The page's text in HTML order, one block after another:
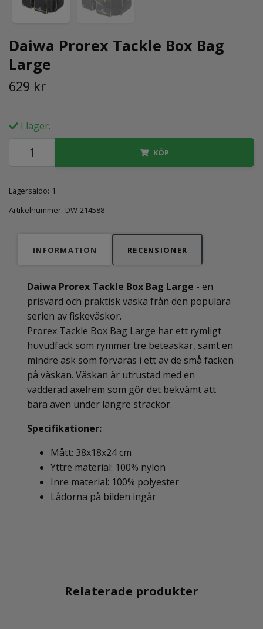
Daiwa Prorex Tackle Box Bag
Large
629 kr
I lager.
KÖP
Lagersaldo: 1
Artikelnummer: DW-214588
INFORMATION RECENSIONER
Daiwa Prorex Tackle Box Bag Large - en
prisvärd och praktisk väska från den populära
serien av fiskeväskor.
Prorex Tackle Box Bag Large har ett rymligt
huvudfack som rymmer tre beteaskar, samt en
mindre ask som förvaras i ett av de små facken
på väskan. Väskan är utrustad med en
vadderad axelrem som gör det bekvämt att
bära även under längre sträckor.
Specifikationer:
Mått: 38x18x24 cm
Yttre material: 100% nylon
Inre material: 100% polyester
Lådorna på bilden ingår